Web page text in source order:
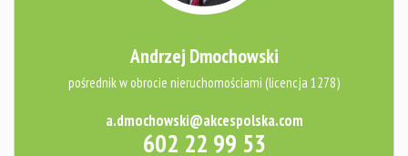
Andrzej Dmochowski
pośrednik w obrocie nieruchomościami (licencja 1278)
a.dmochowski@akcespolska.com
602 22 99 53